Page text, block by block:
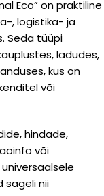
Eco” on praktiline
, logistika- ja
Seda tüüpi
ladudes,
kus on
või
hindade,
või
sageli nii